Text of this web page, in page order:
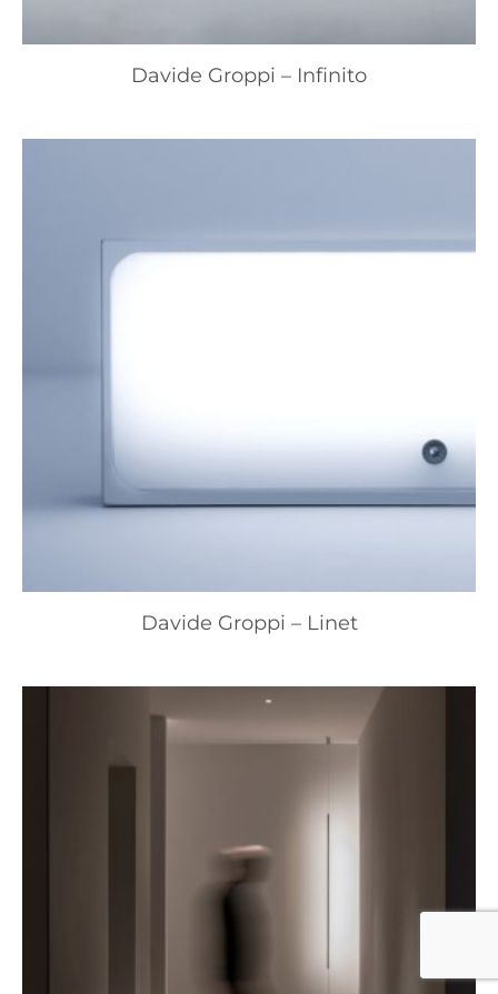
Davide Groppi – Infinito
Davide Groppi – Linet